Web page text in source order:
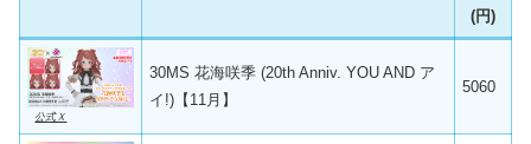
(円)
公式Ｘ
30MS 花海咲季 (20th Anniv. YOU AND ア
イ!)【11月】
5060